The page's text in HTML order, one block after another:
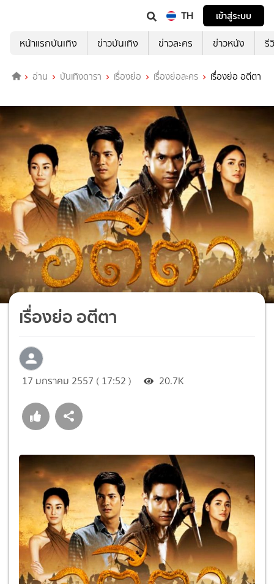
TH
เข้าสู่ระบบ
หน้าแรกบันเทิง
ข่าวบันเทิง ข่าวละคร ข่าวหนัง รี
อ่าน บันเทิงดารา เรื่องย่อ เรื่องย่อละคร เรื่องย่อ อตีตา
เรื่องย่อ อตีตา
17 มกราคม 2557 ( 17:52 ) 20.7K